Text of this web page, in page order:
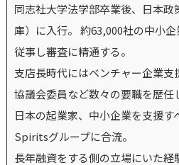
同志社大学法学部卒業後、日本
庫）に入行。 約63,000社の中小
従事し審査に精通する。
支店長時代にはベンチャー企業
協議会委員など数々の要職を歴任
日本の起業家、中小企業を支援す
Spiritsグループに合流。
長年融資をする側の立場にいた